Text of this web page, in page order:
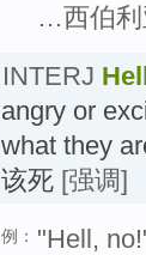
…西伯利
INTERJ
angry or
what they
该死 [强调]
例： "Hell,